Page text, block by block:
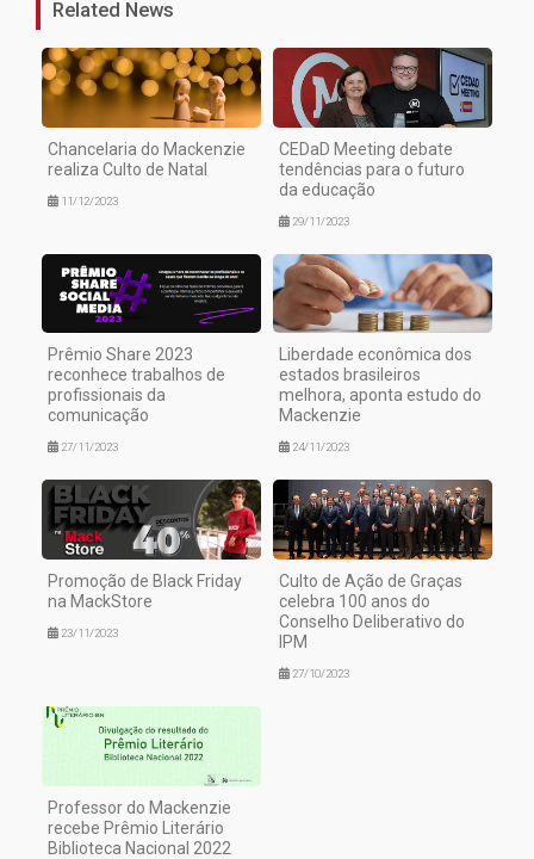
Related News
Chancelaria do Mackenzie
realiza Culto de Natal
11/12/2023
CEDaD Meeting debate
tendências para o futuro
da educação
29/11/2023
Prêmio Share 2023
reconhece trabalhos de
profissionais da
comunicação
27/11/2023
Liberdade econômica dos
estados brasileiros
melhora, aponta estudo do
Mackenzie
24/11/2023
Promoção de Black Friday
na MackStore
23/11/2023
Culto de Ação de Graças
celebra 100 anos do
Conselho Deliberativo do
IPM
27/10/2023
Professor do Mackenzie
recebe Prêmio Literário
Biblioteca Nacional 2022